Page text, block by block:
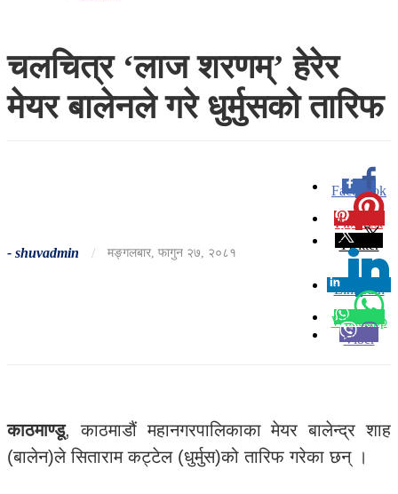
चलचित्र ‘लाज शरणम्’ हेरेर
मेयर बालेनले गरे धुर्मुसको तारिफ
- shuvadmin / मङ्गलबार, फागुन २७, २०८१
Facebook
0
Pinterest
Twitter
Linkedin
0
Whatsapp
Viber
काठमाण्डू, काठमाडौं महानगरपालिकाका मेयर बालेन्द्र शाह
(बालेन)ले सिताराम कट्टेल (धुर्मुस)को तारिफ गरेका छन् ।